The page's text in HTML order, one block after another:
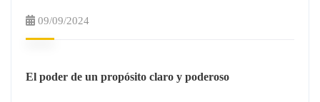
09/09/2024
El poder de un propósito claro y poderoso